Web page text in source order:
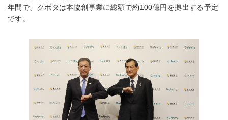
年間で、クボタは本協創事業に総額で約100億円を拠出する予定
です。